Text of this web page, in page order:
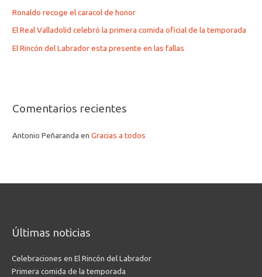
Ronaldo recoge el caracol de honor
El Real Valladolid celebró la primera comida oficial de la temporada
El Rincón del Labrador esta presente en las fallas
Comentarios recientes
Antonio Peñaranda enGracias a todos
Últimas noticias
Celebraciones en El Rincón del Labrador
Primera comida de la temporada